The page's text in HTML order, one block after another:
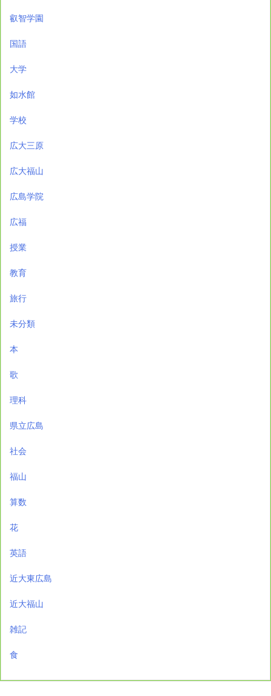
叡智学園
国語
大学
如水館
学校
広大三原
広大福山
広島学院
広福
授業
教育
旅行
未分類
本
歌
理科
県立広島
社会
福山
算数
花
英語
近大東広島
近大福山
雑記
食